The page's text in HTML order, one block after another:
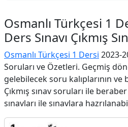
Osmanlı Türkçesi 1
Ders Sınavı Çıkmış
Osmanlı Türkçesi 1 Dersi 2023-
Soruları ve Özetleri. Geçmiş
gelebilecek soru kalıplarının
Çıkmış sınav soruları ile
sınavları ile sınavlara